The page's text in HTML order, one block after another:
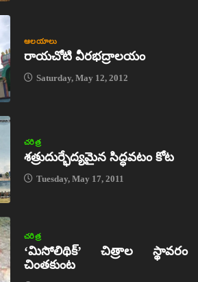
ఆలయాలు
రాయచోటి వీరభద్రాలయం
Saturday, May 12, 2012
చరిత్ర
శత్రుదుర్భేద్యమైన సిద్ధవటం కోట
Tuesday, May 17, 2011
చరిత్ర
‘మిసోలిథిక్‌’ చిత్రాల స్థావరం
చింతకుంట